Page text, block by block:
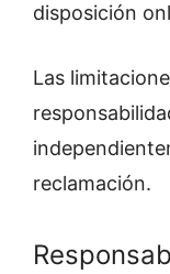
disposición
Las
reclamación.